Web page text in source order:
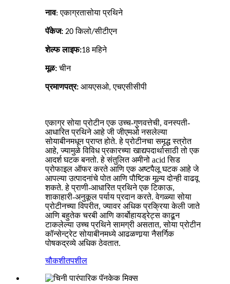
नाव:एकाग्रतासोया प्रथिने
पॅकेज: 20 किलो/सीटीएन
शेल्फ लाइफ:18 महिने
मूळ: चीन
प्रमाणपत्र: आयएसओ, एचएसीसीपी
एकाग्र सोया प्रोटीन एक उच्च-गुणवत्तेची, वनस्पती-
आधारित प्रथिने आहे जी जीएमओ नसलेल्या
सोयाबीनमधून प्राप्त होते. हे प्रोटीनचा समृद्ध स्त्रोत
आहे, ज्यामुळे विविध प्रकारच्या खाद्यपदार्थासाठी तो एक
आदर्श घटक बनतो. हे संतुलित अमीनो acid सिड
प्रोफाइल ऑफर करते आणि एक अष्टपैलू घटक आहे जे
आपल्या उत्पादनांचे पोत आणि पौष्टिक मूल्य दोन्ही वाढवू
शकते. हे प्राणी-आधारित प्रथिने एक टिकाऊ,
शाकाहारी-अनुकूल पर्याय प्रदान करते. वेगळ्या सोया
प्रोटीनच्या विपरीत, ज्यावर अधिक प्रक्रिया केली जाते
आणि बहुतेक चरबी आणि कार्बोहायड्रेट्स काढून
टाकलेल्या उच्च प्रथिने सामग्री असतात, सोया प्रोटीन
कॉन्सेन्ट्रेट सोयाबीनमध्ये आढळणार्‍या नैसर्गिक
पोषकद्रव्ये अधिक ठेवतात.
चौकशीतपशील